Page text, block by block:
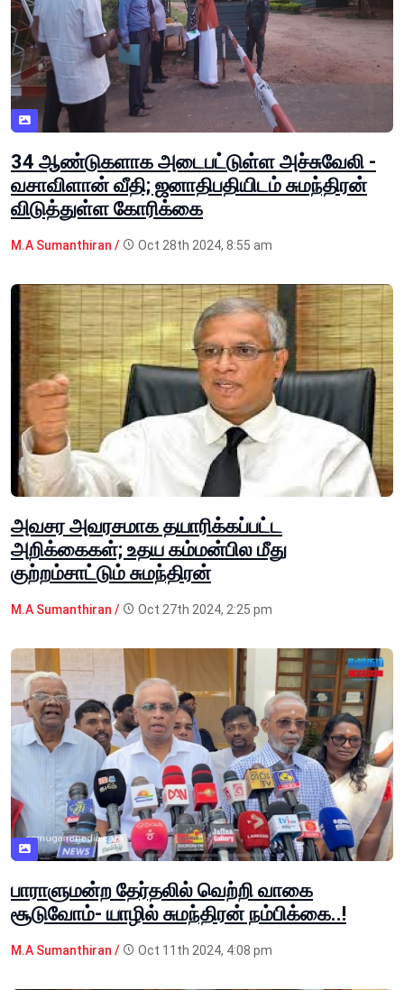
34 ஆண்டுகளாக அடைபட்டுள்ள அச்சுவேலி -
வசாவிளான் வீதி; ஜனாதிபதியிடம் சுமந்திரன்
விடுத்துள்ள கோரிக்கை
M.A Sumanthiran / Oct 28th 2024, 8:55 am
அவசர அவரசமாக தயாரிக்கப்பட்ட
அறிக்கைகள்; உதய கம்மன்பில மீது
குற்றம்சாட்டும் சுமந்திரன்
M.A Sumanthiran / Oct 27th 2024, 2:25 pm
பாராளுமன்ற தேர்தலில் வெற்றி வாகை
சூடுவோம்- யாழில் சுமந்திரன் நம்பிக்கை..!
M.A Sumanthiran / Oct 11th 2024, 4:08 pm